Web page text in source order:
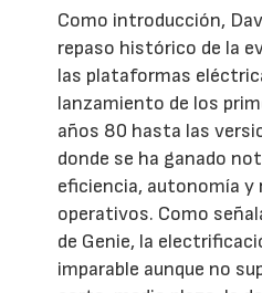
Como introducción,
repaso histórico de la
las plataformas
lanzamiento de los
años 80 hasta las
donde se ha ganado
eficiencia, autonomía y
operativos. Como
de Genie, la
imparable aunque no